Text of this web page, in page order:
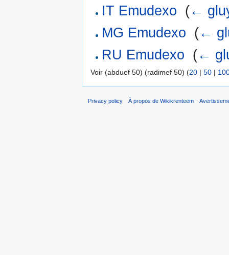
IT Emudexo (←
MG Emudexo (←
RU Emudexo (←
Voir (abduef 50) (radimef 50) (20 | 50 |
Privacy policy À propos de Wikikrenteem